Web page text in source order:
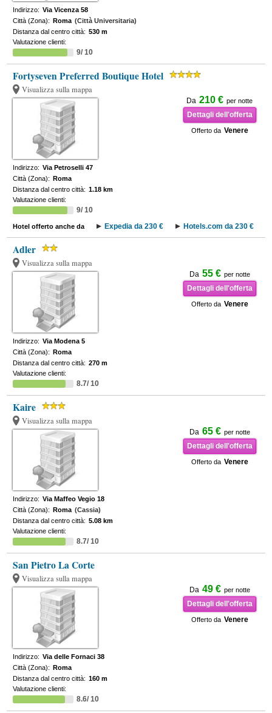
Indirizzo: Via Vicenza 58
Città (Zona): Roma (Città Universitaria)
Distanza dal centro città: 530 m
Valutazione clienti:
9/ 10
Fortyseven Preferred Boutique Hotel
Visualizza sulla mappa
Da 210 € per notte
Dettagli dell'offerta
Offerto da Venere
Indirizzo: Via Petroselli 47
Città (Zona): Roma
Distanza dal centro città: 1.18 km
Valutazione clienti:
9/ 10
Hotel offerto anche da Expedia da 230 € Hotels.com da 230 €
Adler
Visualizza sulla mappa
Da 55 € per notte
Dettagli dell'offerta
Offerto da Venere
Indirizzo: Via Modena 5
Città (Zona): Roma
Distanza dal centro città: 270 m
Valutazione clienti:
8.7/ 10
Kaire
Visualizza sulla mappa
Da 65 € per notte
Dettagli dell'offerta
Offerto da Venere
Indirizzo: Via Maffeo Vegio 18
Città (Zona): Roma (Cassia)
Distanza dal centro città: 5.08 km
Valutazione clienti:
8.7/ 10
San Pietro La Corte
Visualizza sulla mappa
Da 49 € per notte
Dettagli dell'offerta
Offerto da Venere
Indirizzo: Via delle Fornaci 38
Città (Zona): Roma
Distanza dal centro città: 160 m
Valutazione clienti:
8.6/ 10